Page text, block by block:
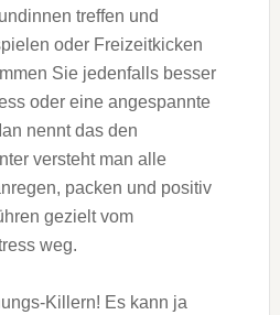
treffen und
oder Freizeitkicken
Sie jedenfalls besser
oder eine angespannte
nennt das den
versteht man alle
packen und positiv
gezielt vom
weg.
Killern! Es kann ja